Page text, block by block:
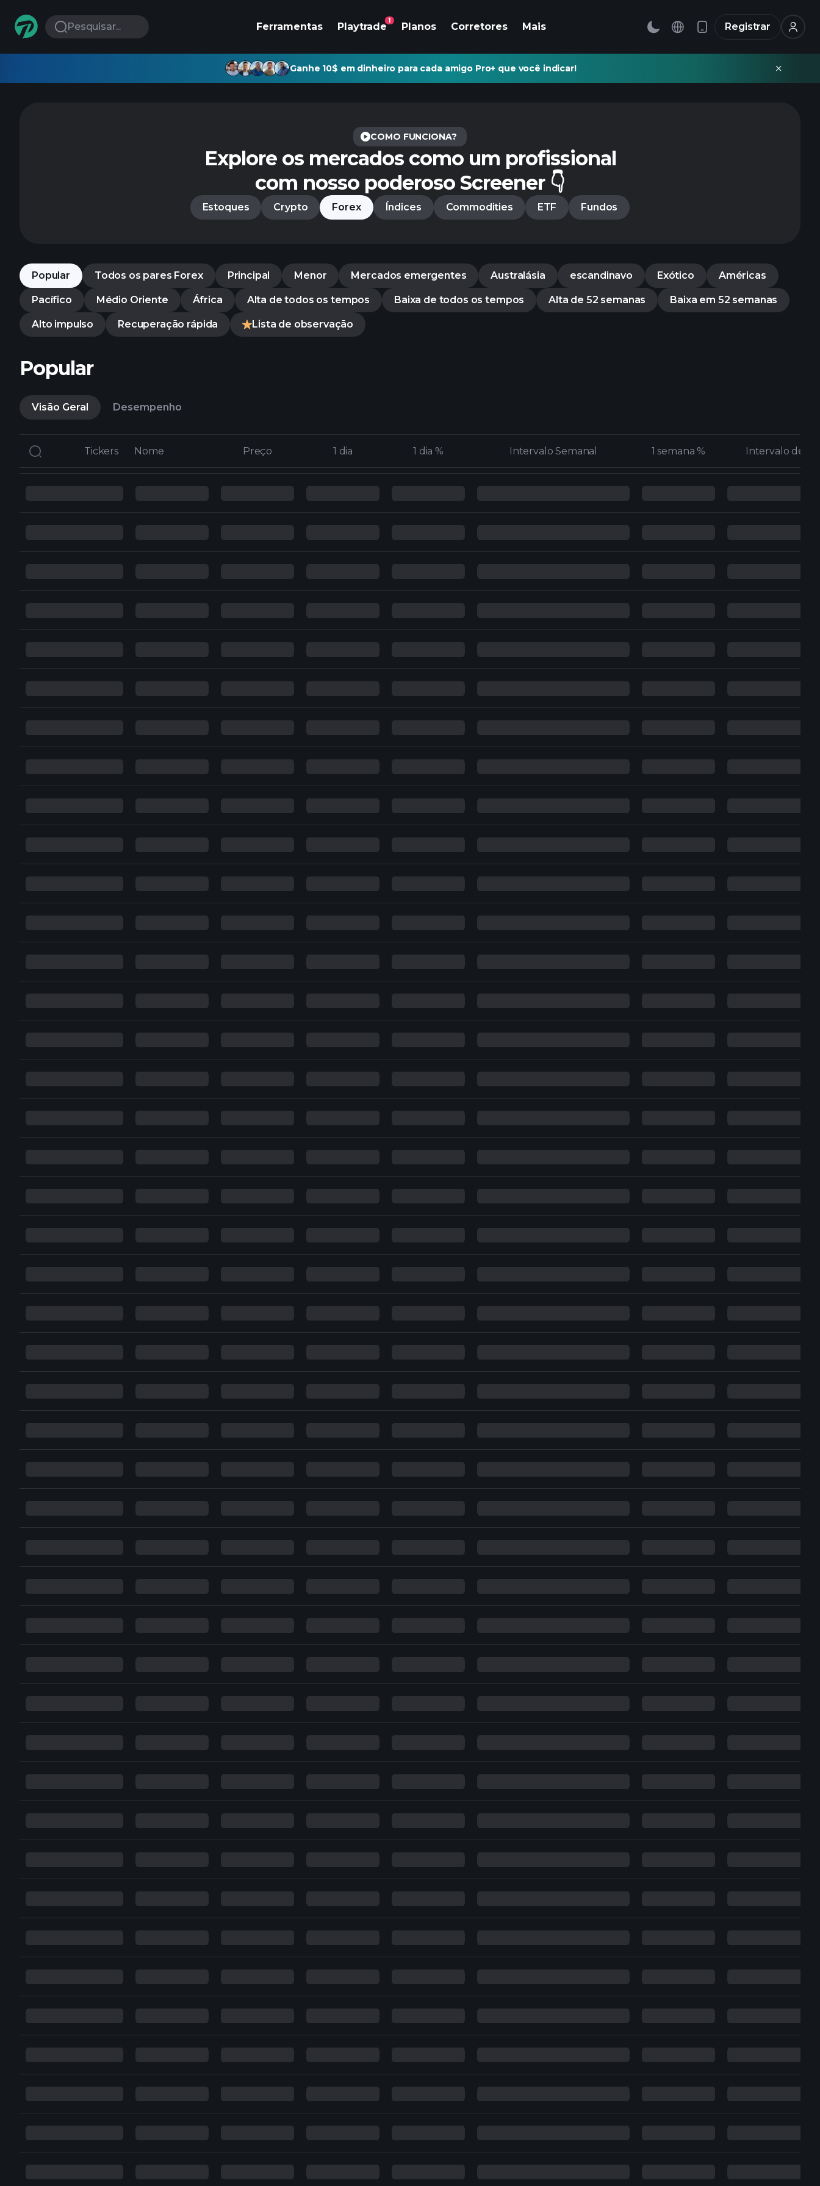
Pesquisar... Ferramentas Playtrade
1
Planos Corretores Mais Registrar
Ganhe 10$ em dinheiro para cada amigo Pro+ que você indicar!
COMO FUNCIONA?
Explore os mercados como um profissional
com nosso poderoso Screener 👇
Estoques Crypto Forex Índices Commodities ETF Fundos
Popular Todos os pares Forex Principal Menor Mercados emergentes Australásia escandinavo Exótico Américas
Pacífico Médio Oriente África Alta de todos os tempos Baixa de todos os tempos Alta de 52 semanas Baixa em 52 semanas
Alto impulso Recuperação rápida Lista de observação
Popular
Visão Geral Desempenho
Tickers Nome Preço 1 dia 1 dia % Intervalo Semanal 1 semana % Intervalo de 52
Tickers Nome Preço 1 dia 1 dia % Intervalo Semanal 1 semana % Intervalo de 52